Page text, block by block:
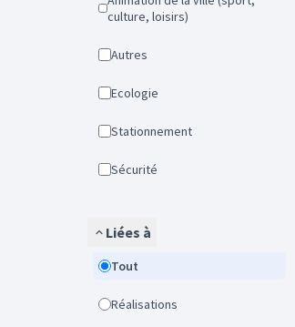
culture, loisirs)
Autres
Ecologie
Stationnement
Sécurité
Liées à
Tout
Réalisations